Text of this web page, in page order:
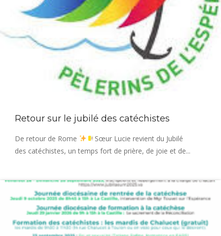
Retour sur le jubilé des catéchistes
De retour de Rome
Sœur Lucie revient du Jubilé
des catéchistes, un temps fort de prière, de joie et de...